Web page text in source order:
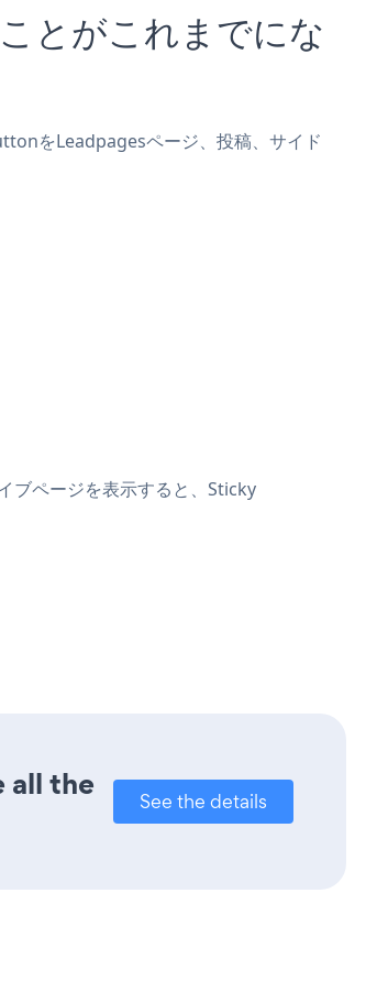
とがこれまでにな
をLeadpagesページ、投稿、サイド
ブページを表示すると、Sticky
all the
See the details